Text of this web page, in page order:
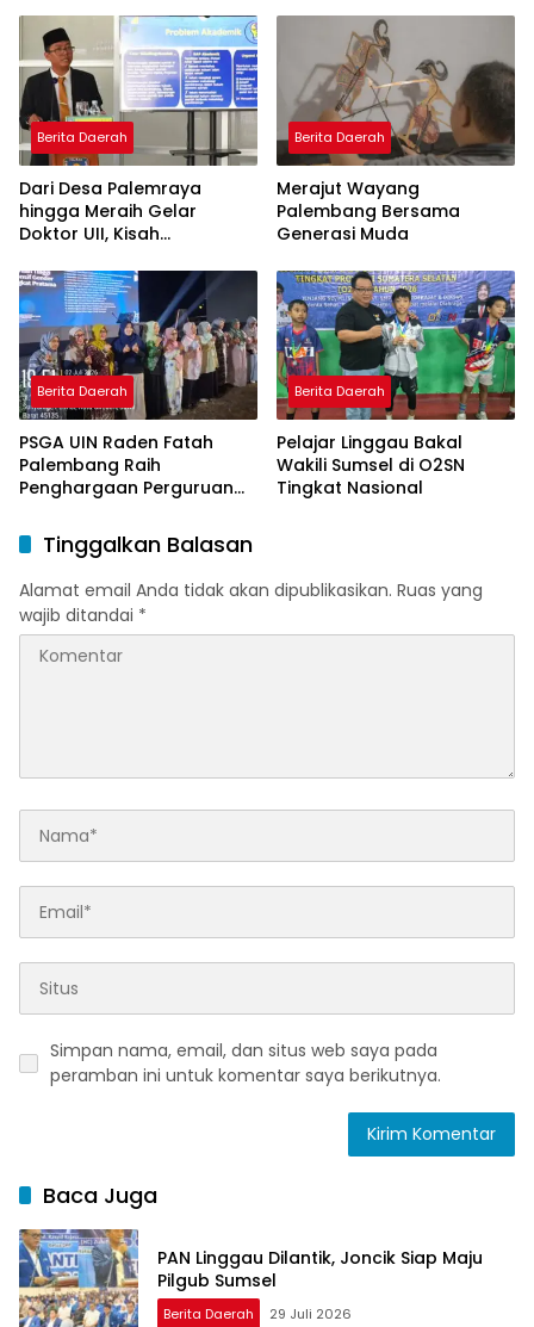
Model Pembelajaran
Nagham Al-Qur’an di UMM
Berita Daerah
Dari Desa Palemraya
hingga Meraih Gelar
Doktor UII, Kisah
Yogyakarta yang Pernah
Menjadi Driver Taksi Online
Berita Daerah
Merajut Wayang
Palembang Bersama
Generasi Muda
Berita Daerah
PSGA UIN Raden Fatah
Palembang Raih
Penghargaan Perguruan
Peringkat Pratama
Berita Daerah
Pelajar Linggau Bakal
Wakili Sumsel di O2SN
Tingkat Nasional
Tinggalkan Balasan
Alamat email Anda tidak akan dipublikasikan. Ruas yang
wajib ditandai *
Simpan nama, email, dan situs web saya pada
peramban ini untuk komentar saya berikutnya.
Baca Juga
PAN Linggau Dilantik, Joncik Siap Maju
Pilgub Sumsel
Berita Daerah 29 Juli 2026